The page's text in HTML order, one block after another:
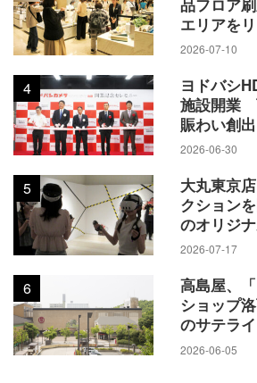
エリアを
2026-07-10
4
ヨドバシ
施設開業
賑わい創出
2026-06-30
5
大丸東京
クション
のオリジ
2026-07-17
6
高島屋、
ショップ
のサテラ
2026-06-05